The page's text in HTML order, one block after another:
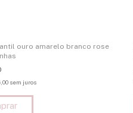
ouro amarelo branco rose
sem juros